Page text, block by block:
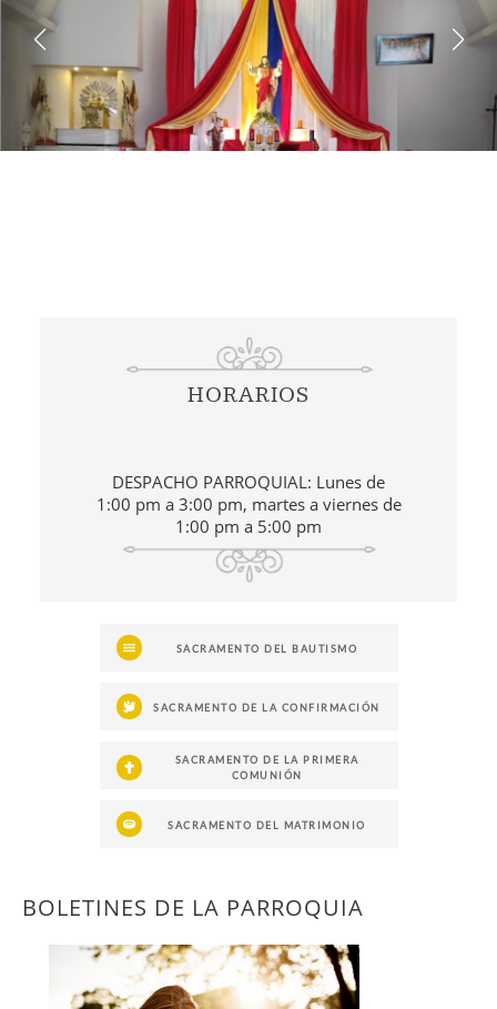
HORARIOS
DESPACHO PARROQUIAL: Lunes de
1:00 pm a 3:00 pm, martes a viernes de
1:00 pm a 5:00 pm
SACRAMENTO DEL BAUTISMO
SACRAMENTO DE LA CONFIRMACIÓN
SACRAMENTO DE LA PRIMERA
COMUNIÓN
SACRAMENTO DEL MATRIMONIO
BOLETINES DE LA PARROQUIA